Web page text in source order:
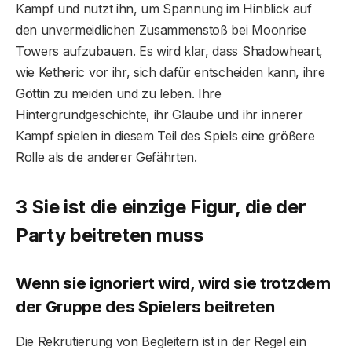
Kampf und nutzt ihn, um Spannung im Hinblick auf
den unvermeidlichen Zusammenstoß bei Moonrise
Towers aufzubauen. Es wird klar, dass Shadowheart,
wie Ketheric vor ihr, sich dafür entscheiden kann, ihre
Göttin zu meiden und zu leben. Ihre
Hintergrundgeschichte, ihr Glaube und ihr innerer
Kampf spielen in diesem Teil des Spiels eine größere
Rolle als die anderer Gefährten.
3 Sie ist die einzige Figur, die der
Party beitreten muss
Wenn sie ignoriert wird, wird sie trotzdem
der Gruppe des Spielers beitreten
Die Rekrutierung von Begleitern ist in der Regel ein